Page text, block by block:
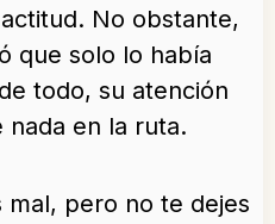
No obstante,
que solo lo había
todo, su atención
nada en la ruta.
mal, pero no te dejes